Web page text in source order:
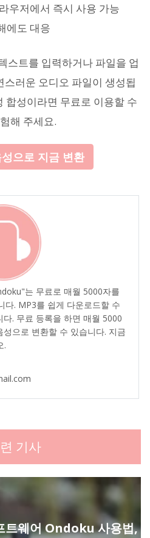
우저에서 즉시 사용 가능
에도 대응
스트를 입력하거나 파일을 업
스러운 오디오 파일이 생성됩
합성이라면 무료로 이용할 수
해 주세요.
으로 지금 변환
는 무료로 매월 5000자를
다. MP3를 쉽게 다운로드할 수
. 무료 등록을 하면 매월 5000
으로 변환할 수 있습니다. 지금
.
기사
트웨어 Ondoku 사용법,